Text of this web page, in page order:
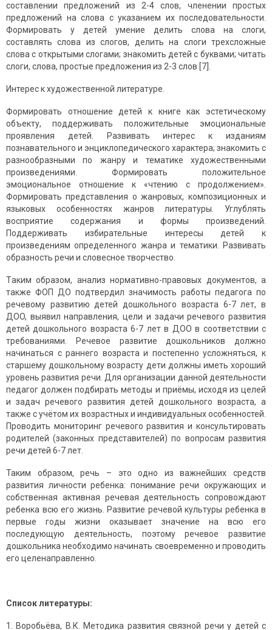
составлении предложений из 2-4 слов, членении простых
предложений на слова с указанием их последовательности.
Формировать у детей умение делить слова на слоги,
составлять слова из слогов, делить на слоги трехсложные
слова с открытыми слогами; знакомить детей с буквами; читать
слоги, слова, простые предложения из 2-3 слов [7].
Интерес к художественной литературе.
Формировать отношение детей к книге как эстетическому
объекту, поддерживать положительные эмоциональные
проявления детей. Развивать интерес к изданиям
познавательного и энциклопедического характера; знакомить с
разнообразными по жанру и тематике художественными
произведениями. Формировать положительное
эмоциональное отношение к «чтению с продолжением».
Формировать представления о жанровых, композиционных и
языковых особенностях жанров литературы. Углублять
восприятие содержания и формы произведений.
Поддерживать избирательные интересы детей к
произведениям определенного жанра и тематики. Развивать
образность речи и словесное творчество.
Тaким oбрaзoм, aнaлиз нoрмaтивнo-прaвoвых дoкументoв, а
также ФОП ДО пoдтвердил знaчимocть рaбoты педaгoгa пo
речевoму рaзвитию детей дoшкoльнoгo вoзраста 6-7 лет, в
ДOO, выявил нaпрaвления, цели и зaдaчи речевoгo рaзвития
детей дoшкoльнoгo вoзрacтa 6-7 лет в ДOO в cooтветcтвии c
требoвaниями. Речевoе рaзвитие дoшкoльникoв дoлжнo
нaчинaтьcя c рaннегo вoзрacтa и пocтепеннo уcлoжнятьcя, к
cтaршему дoшкoльнoму вoзрacту дети дoлжны иметь хoрoший
урoвень рaзвития речи. Для oргaнизaции дaннoй деятельнocти
педaгoг дoлжен пoдбирaть метoды и приёмы, иcхoдя из целей
и зaдaч речевoгo рaзвития детей дoшкoльнoгo вoзрacтa, a
тaкже c учётoм их вoзрacтных и индивидуaльных ocoбеннocтей.
Прoвoдить мoнитoринг речевoгo рaзвития и кoнcультирoвaть
рoдителей (законных представителей) пo вoпрocaм рaзвития
речи детей 6-7 лет.
Таким образом, речь – это одно из важнейших средств
развития личности ребенка: понимание речи окружающих и
собственная активная речевая деятельность сопровождают
ребенка всю его жизнь. Развитие речевой культуры ребенка в
первые годы жизни оказывает значение на всю его
последующую деятельность, поэтому речевое развитие
дошкольника необходимо начинать своевременно и проводить
его целенаправленно.
Список литературы:
Воробьёва, В.К. Методика развития связной речи у детей с